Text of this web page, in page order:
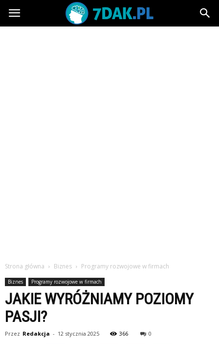
7dak.pl
Strona główna Biznes Programy rozwojowe w firmach
Biznes Programy rozwojowe w firmach
JAKIE WYRÓŻNIAMY POZIOMY
PASJI?
Przez Redakcja - 12 stycznia 2025 366 0